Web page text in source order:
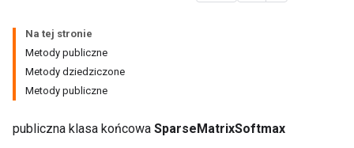
Na tej stronie
Metody publiczne
Metody dziedziczone
Metody publiczne
publiczna klasa końcowa SparseMatrixSoftmax